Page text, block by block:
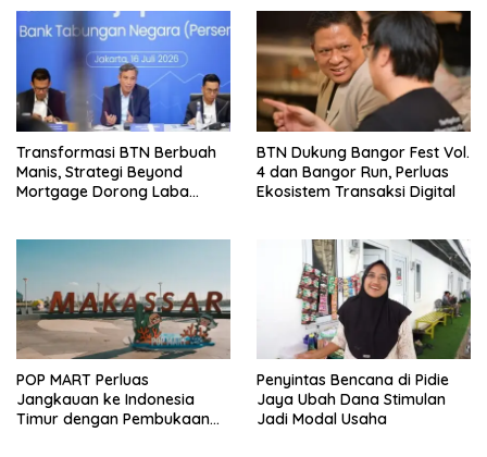
Transformasi BTN Berbuah
Manis, Strategi Beyond
Mortgage Dorong Laba
BTN Dukung Bangor Fest Vol.
4 dan Bangor Run, Perluas
Ekosistem Transaksi Digital
POP MART Perluas
Jangkauan ke Indonesia
Timur dengan Pembukaan
Penyintas Bencana di Pidie
Jaya Ubah Dana Stimulan
Jadi Modal Usaha